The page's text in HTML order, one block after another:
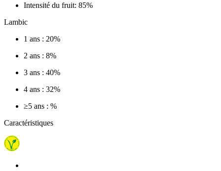
Intensité du fruit: 85%
Lambic
1 ans : 20%
2 ans : 8%
3 ans : 40%
4 ans : 32%
≥5 ans : %
Caractéristiques